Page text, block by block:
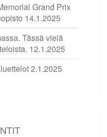
Grand Prix
14.1.2025
Tässä vielä
12.1.2025
2.1.2025